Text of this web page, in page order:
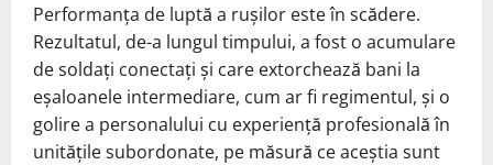
Performanța de luptă a rușilor este în scădere.
Rezultatul, de-a lungul timpului, a fost o acumulare
de soldați conectați și care extorchează bani la
eșaloanele intermediare, cum ar fi regimentul, și o
golire a personalului cu experiență profesională în
unitățile subordonate, pe măsură ce aceștia sunt